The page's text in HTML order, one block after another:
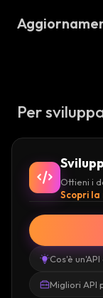
Per
Ottieni i
Scopri la
Cos'è
Migliori API